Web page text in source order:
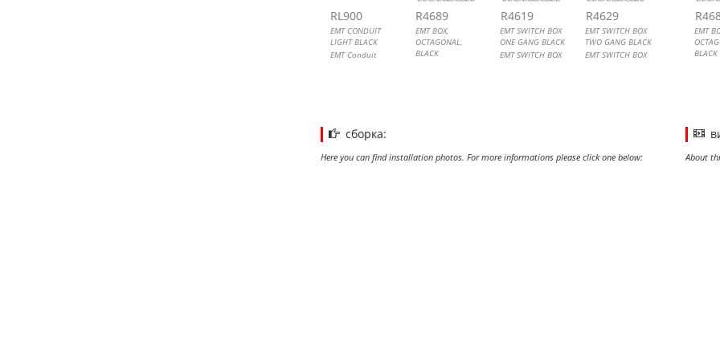
RL900
EMT CONDUIT
LIGHT BLACK
EMT Conduit
R4689
EMT BOX,
OCTAGONAL,
BLACK
R4619
EMT SWITCH BOX
ONE GANG BLACK
EMT SWITCH BOX
R4629
EMT SWITCH BOX
TWO GANG BLACK
EMT SWITCH BOX
EMT
BLACK
сборка:
Here you can find installation photos. For more informations please click one below: About